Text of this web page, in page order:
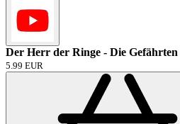
Der Herr der Ringe - Die Gefährten
5.99 EUR